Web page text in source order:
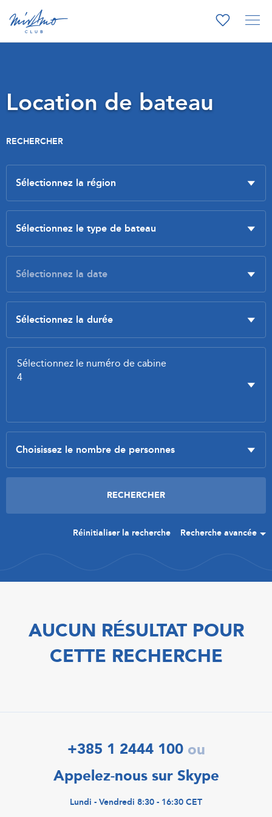
Location de bateau
RECHERCHER
Réinitialiser la recherche Recherche avancée
AUCUN RÉSULTAT POUR
CETTE RECHERCHE
+385 1 2444 100 ou
Appelez-nous sur Skype
Lundi - Vendredi 8:30 - 16:30 CET